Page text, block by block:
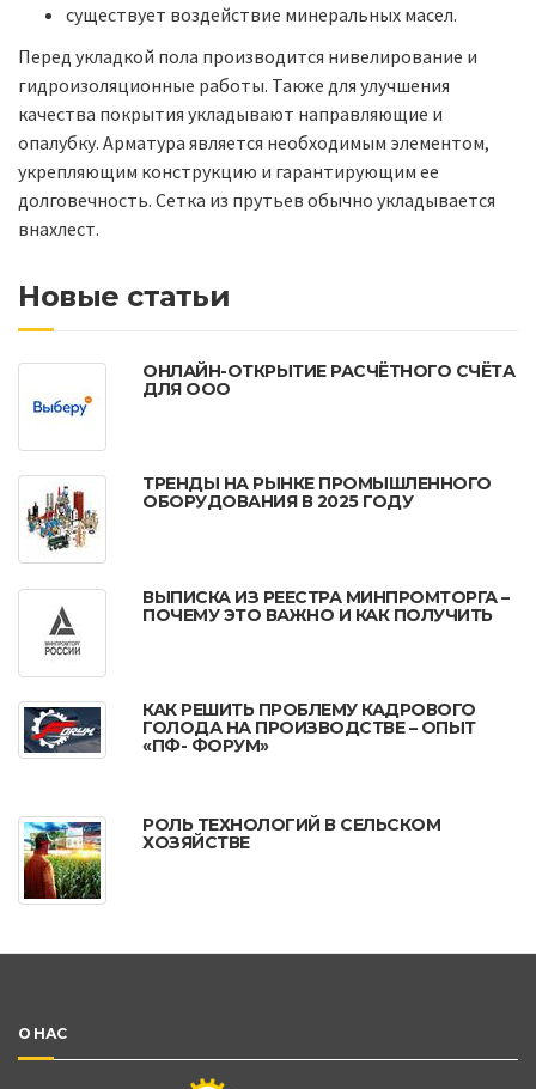
существует воздействие минеральных масел.
Перед укладкой пола производится нивелирование и
гидроизоляционные работы. Также для улучшения
качества покрытия укладывают направляющие и
опалубку. Арматура является необходимым элементом,
укрепляющим конструкцию и гарантирующим ее
долговечность. Сетка из прутьев обычно укладывается
внахлест.
Новые статьи
ОНЛАЙН-ОТКРЫТИЕ РАСЧЁТНОГО СЧЁТА
ДЛЯ ООО
ТРЕНДЫ НА РЫНКЕ ПРОМЫШЛЕННОГО
ОБОРУДОВАНИЯ В 2025 ГОДУ
ВЫПИСКА ИЗ РЕЕСТРА МИНПРОМТОРГА –
ПОЧЕМУ ЭТО ВАЖНО И КАК ПОЛУЧИТЬ
КАК РЕШИТЬ ПРОБЛЕМУ КАДРОВОГО
ГОЛОДА НА ПРОИЗВОДСТВЕ – ОПЫТ
«ПФ- ФОРУМ»
РОЛЬ ТЕХНОЛОГИЙ В СЕЛЬСКОМ
ХОЗЯЙСТВЕ
О НАС